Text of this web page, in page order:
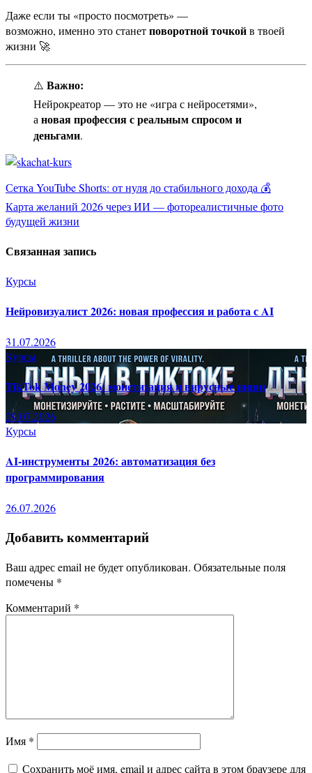
Даже если ты «просто посмотреть» —
возможно, именно это станетповоротной точкойв твоей
жизни 🚀
Важно:
Нейрокреатор — это не «игра с нейросетями»,
а новая профессия с реальным спросом и
деньгами.
Навигация
по
Сетка YouTube Shorts: от нуля до стабильного дохода 💰
Карта желаний 2026 через ИИ — фотореалистичные фото
будущей жизни
Связанная запись
Курсы
Нейровизуалист 2026: новая профессия и работа с AI
31.07.2026
Курсы
TikTok Money 2026: монетизация и вирусные ниши
29.07.2026
Курсы
AI-инструменты 2026: автоматизация без
программирования
26.07.2026
Добавить комментарий
Ваш адрес email не будет опубликован. Обязательные поля
помечены *
Комментарий *
Имя *
Сохранить моё имя, email и адрес сайта в этом браузере для